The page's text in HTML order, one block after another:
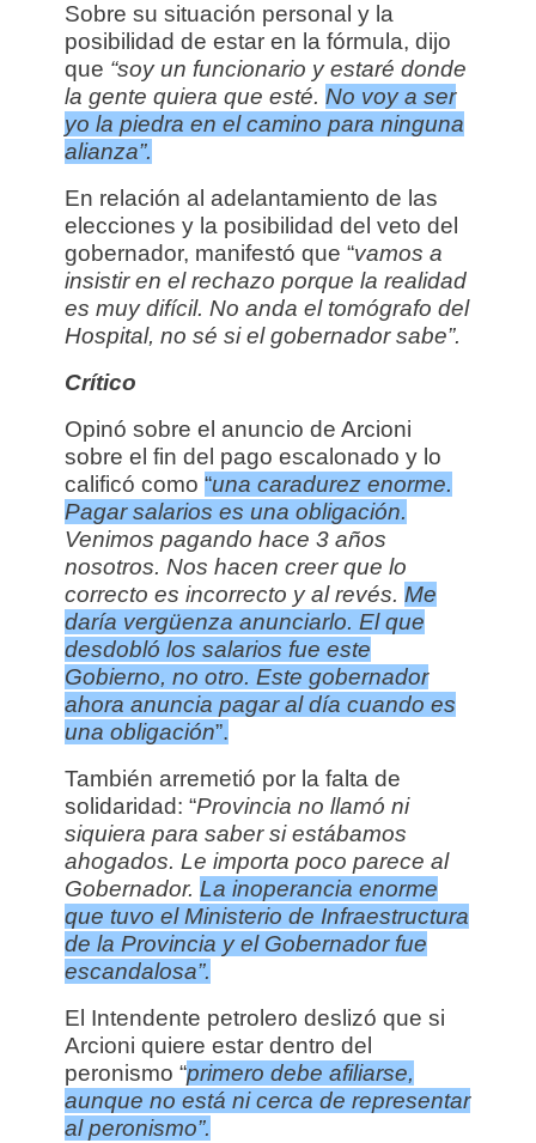
Sobre su situación personal y la
posibilidad de estar en la fórmula, dijo
que “soy un funcionario y estaré donde
la gente quiera que esté. No voy a ser
yo la piedra en el camino para ninguna
alianza”.
En relación al adelantamiento de las
elecciones y la posibilidad del veto del
gobernador, manifestó que “vamos a
insistir en el rechazo porque la realidad
es muy difícil. No anda el tomógrafo del
Hospital, no sé si el gobernador sabe”.
Crítico
Opinó sobre el anuncio de Arcioni
sobre el fin del pago escalonado y lo
calificó como “una caradurez enorme.
Pagar salarios es una obligación.
Venimos pagando hace 3 años
nosotros. Nos hacen creer que lo
correcto es incorrecto y al revés. Me
daría vergüenza anunciarlo. El que
desdobló los salarios fue este
Gobierno, no otro. Este gobernador
ahora anuncia pagar al día cuando es
una obligación”.
También arremetió por la falta de
solidaridad: “Provincia no llamó ni
siquiera para saber si estábamos
ahogados. Le importa poco parece al
Gobernador. La inoperancia enorme
que tuvo el Ministerio de Infraestructura
de la Provincia y el Gobernador fue
escandalosa”.
El Intendente petrolero deslizó que si
Arcioni quiere estar dentro del
peronismo “primero debe afiliarse,
aunque no está ni cerca de representar
al peronismo”.